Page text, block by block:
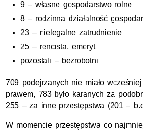
9 – własne gospodarstwo rolne
8 – rodzinna działalność
23 – nielegalne zatrudnienie
25 – rencista, emeryt
pozostali – bezrobotni
709 podejrzanych nie miało
prawem, 783 było karanych za
255 – za inne przestępstwa (201 –
W momencie przestępstwa co